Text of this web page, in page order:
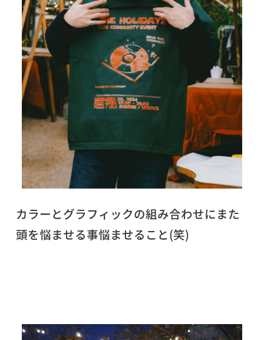
カラーとグラフィックの組み合わせにまた
頭を悩ませる事悩ませること(笑)